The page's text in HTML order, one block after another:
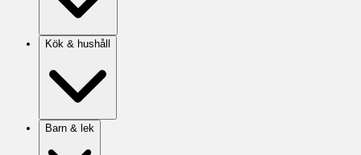
Kök & hushåll
Barn & lek